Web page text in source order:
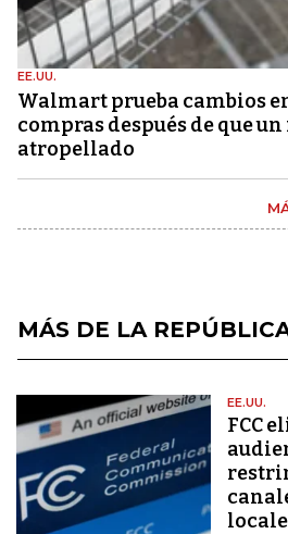
EE.UU.
Walmart prueba cambios
compras después de que
atropellado
MÁS DE LA
EE.UU.
FCC